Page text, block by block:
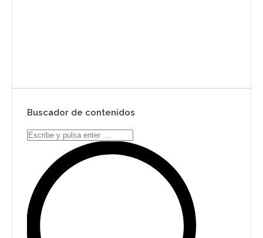
Buscador de contenidos
Search: